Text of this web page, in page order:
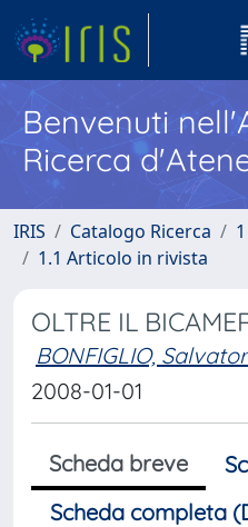
Benvenuti
Ricerca
IRIS Catalogo Ricerca
1.1 Articolo in rivista
OLTRE IL
BONFIGLIO,
2008-01-01
Scheda breve
Scheda completa